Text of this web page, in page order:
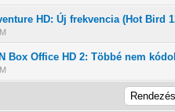
HD: Új frekvencia (Hot Bird
5 átlagban
2345
Box Office HD 2: Többé nem
5 átlagban
2 345